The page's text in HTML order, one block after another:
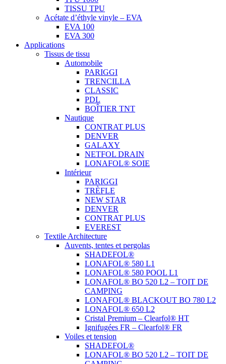
TISSU TPU
Acétate d’éthyle vinyle – EVA
EVA 100
EVA 300
Applications
Tissus de tissu
Automobile
PARIGGI
TRENCILLA
CLASSIC
PDL
BOÎTIER TNT
Nautique
CONTRAT PLUS
DENVER
GALAXY
NETFOL DRAIN
LONAFOL® SOIE
Intérieur
PARIGGI
TRÈFLE
NEW STAR
DENVER
CONTRAT PLUS
EVEREST
Textile Architecture
Auvents, tentes et pergolas
SHADEFOL®
LONAFOL® 580 L1
LONAFOL® 580 POOL L1
LONAFOL® BO 520 L2 – TOIT DE
CAMPING
LONAFOL® BLACKOUT BO 780 L2
LONAFOL® 650 L2
Cristal Premium – Clearfol® HT
Ignifugées FR – Clearfol® FR
Voiles et tension
SHADEFOL®
LONAFOL® BO 520 L2 – TOIT DE